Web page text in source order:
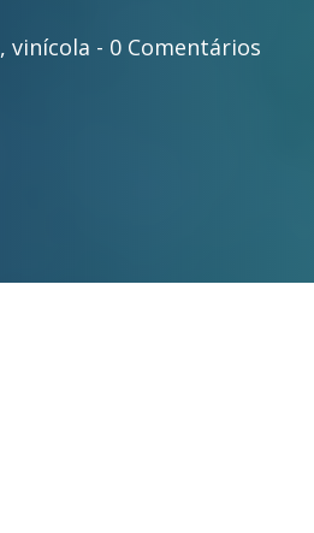
,vinícola - 0 Comentários